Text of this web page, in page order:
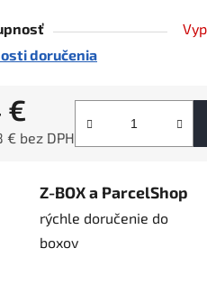
doručenia
€
€ bez DPH
Z-BOX a ParcelShop
rýchle doručenie do
boxov